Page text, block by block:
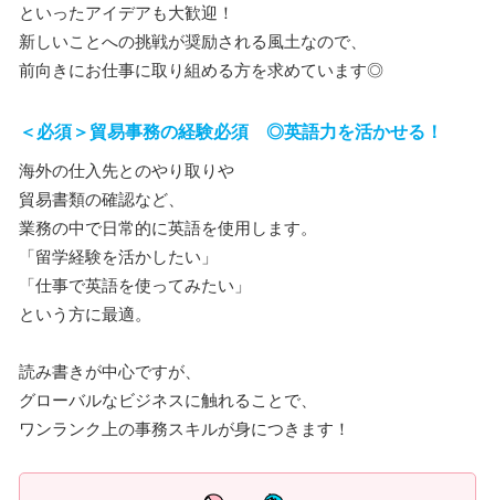
といったアイデアも大歓迎！
新しいことへの挑戦が奨励される風土なので、
前向きにお仕事に取り組める方を求めています◎
＜必須＞貿易事務の経験必須 ◎英語力を活かせる！
海外の仕入先とのやり取りや
貿易書類の確認など、
業務の中で日常的に英語を使用します。
「留学経験を活かしたい」
「仕事で英語を使ってみたい」
という方に最適。
読み書きが中心ですが、
グローバルなビジネスに触れることで、
ワンランク上の事務スキルが身につきます！